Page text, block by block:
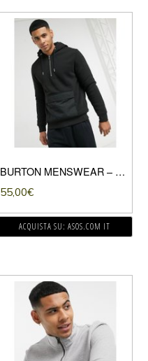
BURTON MENSWEAR – FELPA CON CAPPUCCIO FODERATA IN PILE BORG NERO CON ZIP CORTA
55,00€
ACQUISTA SU: ASOS.COM IT